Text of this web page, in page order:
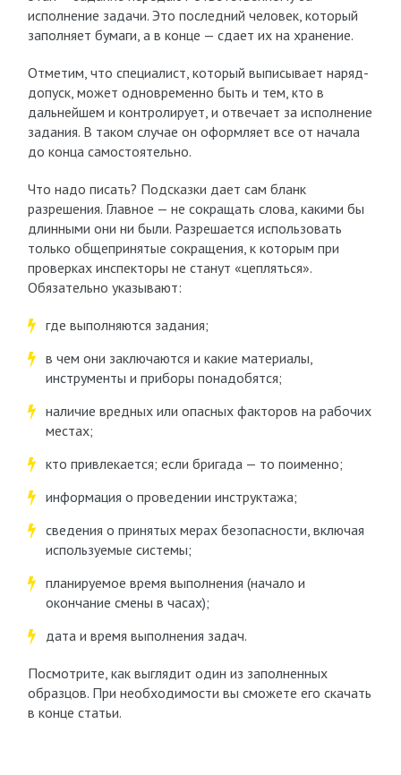
исполнение задачи. Это последний человек, который
заполняет бумаги, а в конце — сдает их на хранение.
Отметим, что специалист, который выписывает наряд-
допуск, может одновременно быть и тем, кто в
дальнейшем и контролирует, и отвечает за исполнение
задания. В таком случае он оформляет все от начала
до конца самостоятельно.
Что надо писать? Подсказки дает сам бланк
разрешения. Главное — не сокращать слова, какими бы
длинными они ни были. Разрешается использовать
только общепринятые сокращения, к которым при
проверках инспекторы не станут «цепляться».
Обязательно указывают:
где выполняются задания;
в чем они заключаются и какие материалы,
инструменты и приборы понадобятся;
наличие вредных или опасных факторов на рабочих
местах;
кто привлекается; если бригада — то поименно;
информация о проведении инструктажа;
сведения о принятых мерах безопасности, включая
используемые системы;
планируемое время выполнения (начало и
окончание смены в часах);
дата и время выполнения задач.
Посмотрите, как выглядит один из заполненных
образцов. При необходимости вы сможете его скачать
в конце статьи.